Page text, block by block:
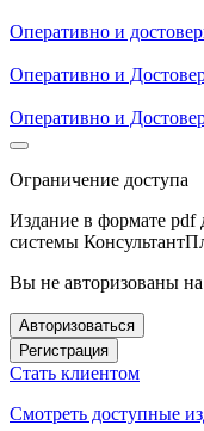
Оперативно и
Оперативно и
Оперативно и
Ограничение доступа
Издание в формате pdf
системы
Вы не авторизованы на
Авторизоваться
Регистрация
Стать клиентом
Смотреть доступные